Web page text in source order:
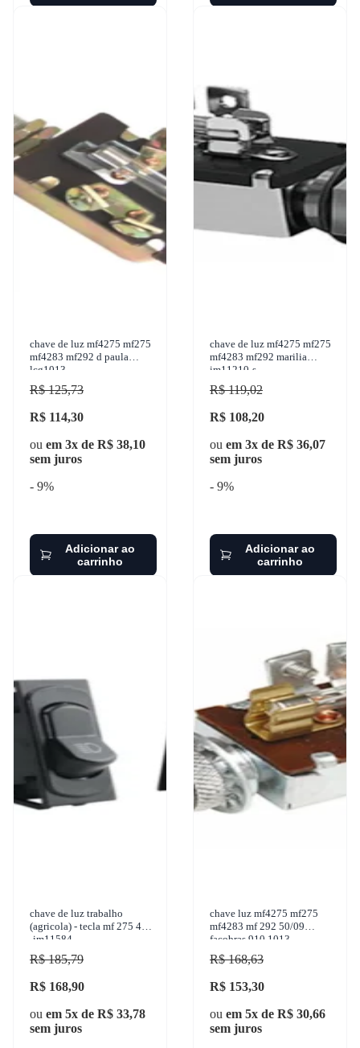
chave de luz mf4275 mf275
mf4283 mf292 d paula
lcg1013
R$ 125,73
R$ 114,30
ou em 3x de R$ 38,10
sem juros
- 9%
Adicionar ao
carrinho
chave de luz mf4275 mf275
mf4283 mf292 marilia
im11210-s
R$ 119,02
R$ 108,20
ou em 3x de R$ 36,07
sem juros
- 9%
Adicionar ao
carrinho
chave de luz trabalho
(agricola) - tecla mf 275 4x4
-im11584
R$ 185,79
R$ 168,90
ou em 5x de R$ 33,78
sem juros
chave luz mf4275 mf275
mf4283 mf 292 50/09
facobras 910.1013
R$ 168,63
R$ 153,30
ou em 5x de R$ 30,66
sem juros